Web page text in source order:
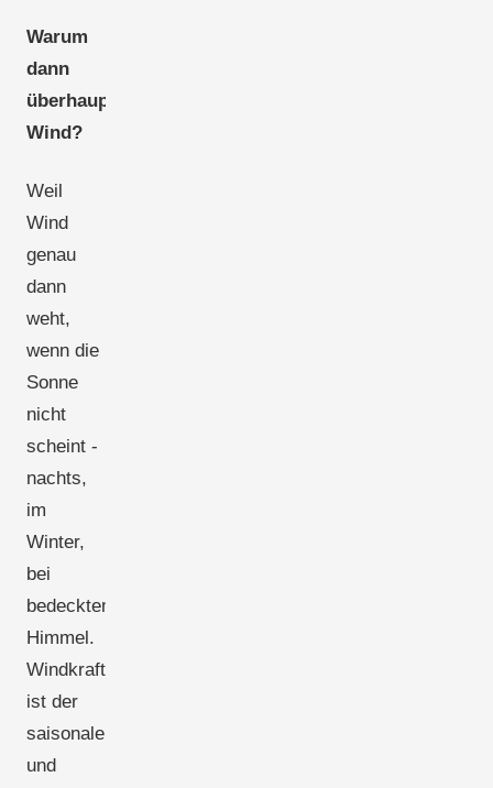
Warum
dann
überhaupt
Wind?
Weil
Wind
genau
dann
weht,
wenn die
Sonne
nicht
scheint -
nachts,
im
Winter,
bei
bedecktem
Himmel.
Windkraft
ist der
saisonale
und